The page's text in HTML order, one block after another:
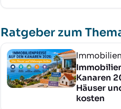
Ratgeber zum
Kanaren
Häuser
kosten